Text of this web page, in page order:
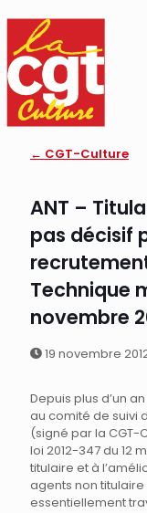
← CGT-Culture
ANT –
pas décisif
Technique
novembre
19 novembre
Depuis plus d’un
au comité de suivi
(signé par la CGT-
loi 2012-347 du 12
titulaire et à
agents non titulaire
essentiellement